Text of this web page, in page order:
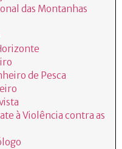
das Montanhas
de Pesca
à Violência contra as